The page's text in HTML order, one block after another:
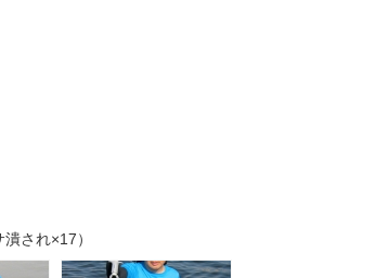
され×17）